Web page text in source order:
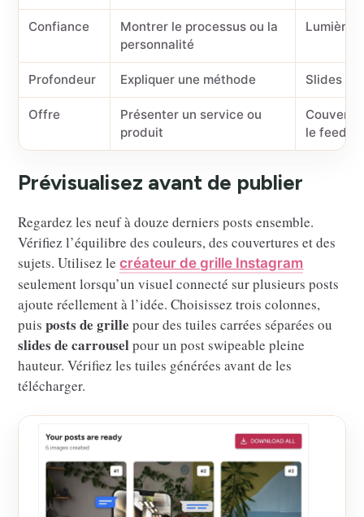
Confiance
Montrer le processus ou la
personnalité
Lumière,
Profondeur Expliquer une méthode Slides
Offre
Présenter un service ou
produit
le feed
Prévisualisez avant de publier
Regardez les neuf à douze derniers posts ensemble.
Vérifiez l’équilibre des couleurs, des couvertures et des
sujets. Utilisez lecréateur de grille Instagram
seulement lorsqu’un visuel connecté sur plusieurs posts
ajoute réellement à l’idée. Choisissez trois colonnes,
puisposts de grille pour des tuiles carrées séparées ou
slides de carrouselpour un post swipeable pleine
hauteur. Vérifiez les tuiles générées avant de les
télécharger.